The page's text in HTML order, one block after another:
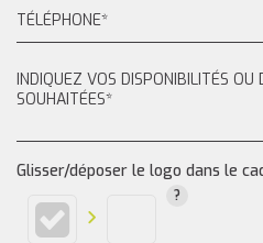
Glisser/déposer le logo dans le